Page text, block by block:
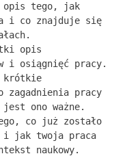
tego, jak
i co znajduje się
opis
i osiągnięć pracy.
krótkie
zagadnienia pracy
ono ważne.
co już zostało
i jak twoja praca
naukowy.